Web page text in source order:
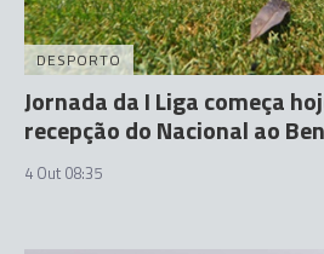
DESPORTO
Jornada da I Liga começa
recepção do Nacional ao
4 Out 08:35